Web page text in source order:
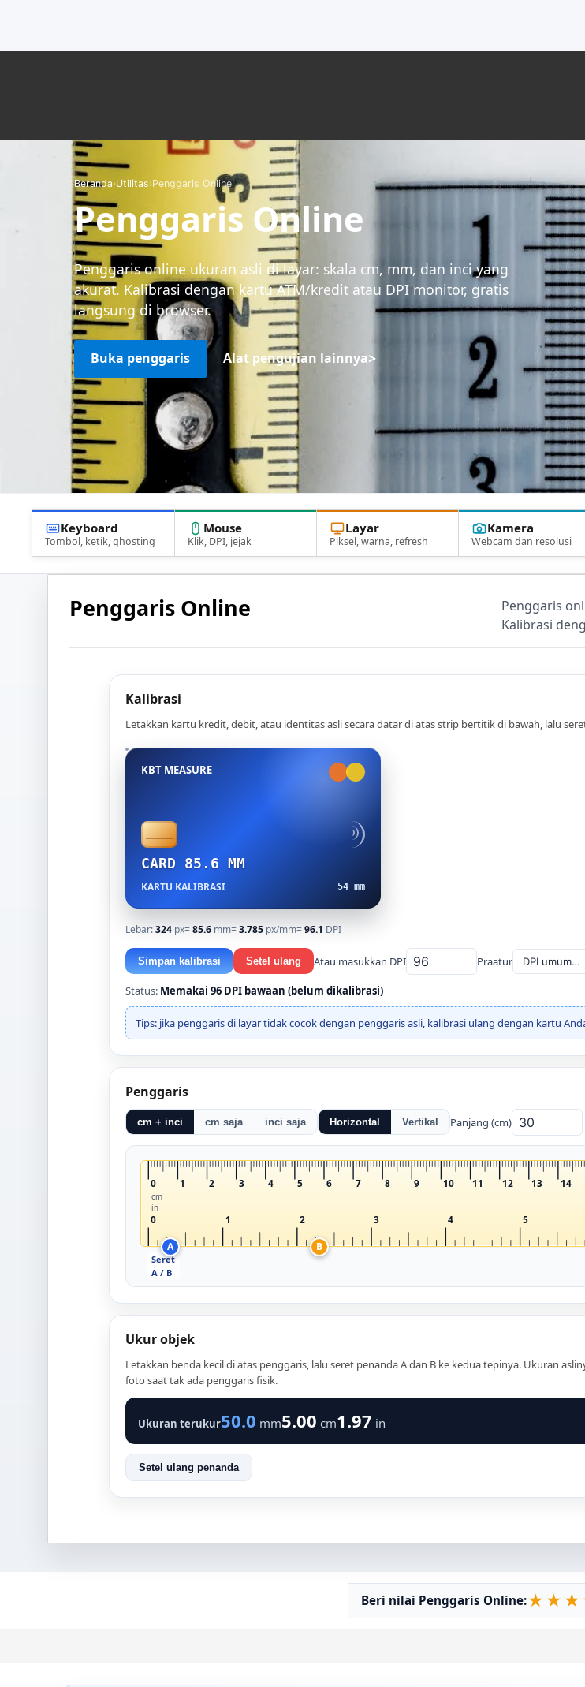
Beranda›Utilitas›Penggaris Online
Penggaris Online
Penggaris online ukuran asli di layar: skala cm, mm, dan inci yang
akurat. Kalibrasi dengan kartu ATM/kredit atau DPI monitor, gratis
langsung di browser.
Buka penggaris Alat pengujian lainnya>
Keyboard
Tombol, ketik, ghosting
Mouse
Klik, DPI, jejak
Layar
Piksel, warna, refresh
Kamera
Webcam dan resolusi
Penggaris Online
Penggaris
Kalibrasi
Kalibrasi
Letakkan kartu kredit, debit, atau identitas asli secara datar di atas strip bertitik di bawah, lalu
KBT MEASURE
CARD 85.6 MM
KARTU KALIBRASI 54 mm
Lebar:324 px=85.6 mm=3.785 px/mm=96.1 DPI
Simpan kalibrasi Setel ulang Atau masukkan DPI Praatur
Status: Memakai 96 DPI bawaan (belum dikalibrasi)
Tips: jika penggaris di layar tidak cocok dengan penggaris asli, kalibrasi ulang dengan kartu
Penggaris
cm + inci cm saja inci saja Horizontal Vertikal Panjang (cm)
0 1 2 3 4 5 6 7 8 9 10 11 12 13 14
cm
0 1 2 3 4 5
in
Seret
A / B
A B
Ukur objek
Letakkan benda kecil di atas penggaris, lalu seret penanda A dan B ke kedua tepinya. Ukuran
foto saat tak ada penggaris fisik.
Ukuran terukur50.0 mm5.00 cm1.97 in
Setel ulang penanda
Beri nilai Penggaris Online:★ ★ ★